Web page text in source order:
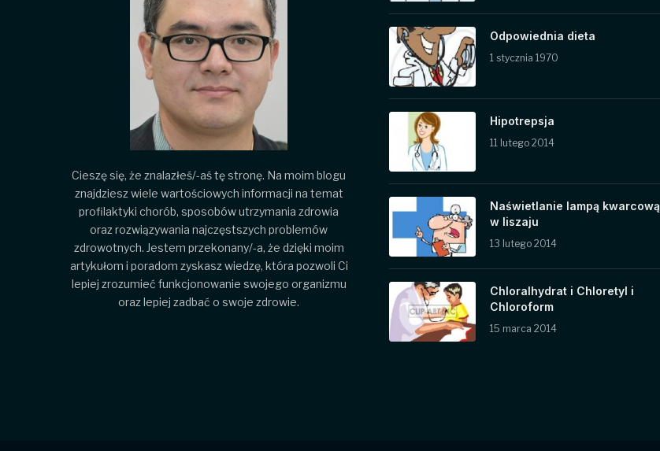
Cieszę się, że znalazłeś/-aś tę stronę. Na moim blogu
znajdziesz wiele wartościowych informacji na temat
profilaktyki chorób, sposobów utrzymania zdrowia
oraz rozwiązywania najczęstszych problemów
zdrowotnych. Jestem przekonany/-a, że dzięki moim
artykułom i poradom zyskasz wiedzę, która pozwoli Ci
lepiej zrozumieć funkcjonowanie swojego organizmu
oraz lepiej zadbać o swoje zdrowie.
Odpowiednia dieta
1 stycznia 1970
Hipotrepsja
11 lutego 2014
Naświetlanie lampą kwarcową
w liszaju
13 lutego 2014
Chloralhydrat i Chloretyl i
Chloroform
15 marca 2014